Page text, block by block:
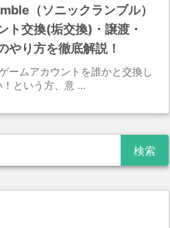
（ソニックランブル）
ト交換(垢交換)・譲渡・
やり方を徹底解説！
ームアカウントを誰かと交換し
という方、意 ...